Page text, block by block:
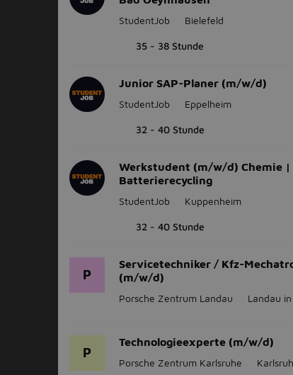
StudentJob Bielefeld
35 - 38 Stunde
Junior SAP-Planer (m/w/d)
StudentJob Eppelheim
32 - 40 Stunde
Werkstudent (m/w/d) Chemie
Batterierecycling
StudentJob Kuppenheim
32 - 40 Stunde
P
Servicetechniker / Kfz-
(m/w/d)
Porsche Zentrum Landau Landau
P
Technologieexperte (m/w/d)
Porsche Zentrum Karlsruhe